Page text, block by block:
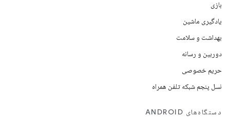
بازی
یادگیری ماشین
بهداشت و سلامت
دوربین و رسانه
حریم خصوصی
نسل پنجم شبکه تلفن همراه
دستگاه‌های ANDROID